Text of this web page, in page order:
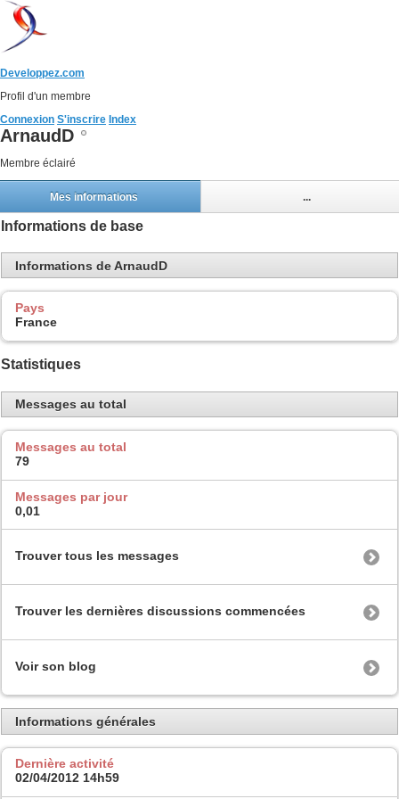
Developpez.com
Profil d'un membre
Connexion S'inscrire Index
ArnaudD
Membre éclairé
Mes informations ...
Informations de base
Informations de ArnaudD
Pays
France
Statistiques
Messages au total
Messages au total
79
Messages par jour
0,01
Trouver tous les messages
Trouver les dernières discussions commencées
Voir son blog
Informations générales
Dernière activité
02/04/2012 14h59